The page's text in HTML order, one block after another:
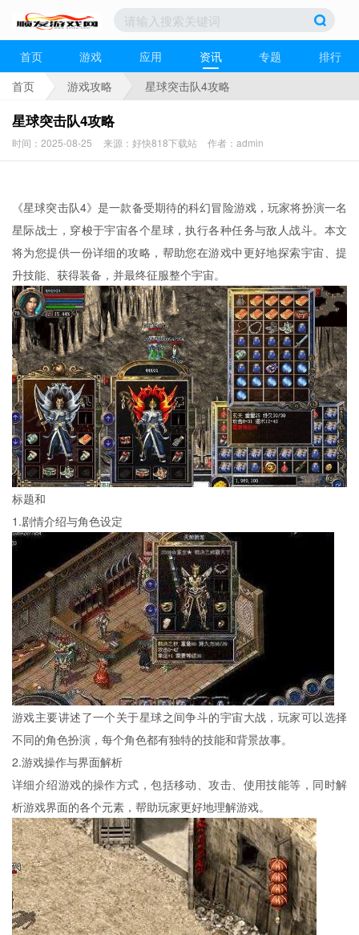
首页 游戏 应用 资讯 专题
排行
首页
游戏攻略 星球突击队4攻略
星球突击队4攻略
时间：2025-08-25 来源：好快818下载站 作者：admin
《星球突击队4》是一款备受期待的科幻冒险游戏，玩家将扮演一名
星际战士，穿梭于宇宙各个星球，执行各种任务与敌人战斗。本文
将为您提供一份详细的攻略，帮助您在游戏中更好地探索宇宙、提
升技能、获得装备，并最终征服整个宇宙。
标题和
1.剧情介绍与角色设定
游戏主要讲述了一个关于星球之间争斗的宇宙大战，玩家可以选择
不同的角色扮演，每个角色都有独特的技能和背景故事。
2.游戏操作与界面解析
详细介绍游戏的操作方式，包括移动、攻击、使用技能等，同时解
析游戏界面的各个元素，帮助玩家更好地理解游戏。